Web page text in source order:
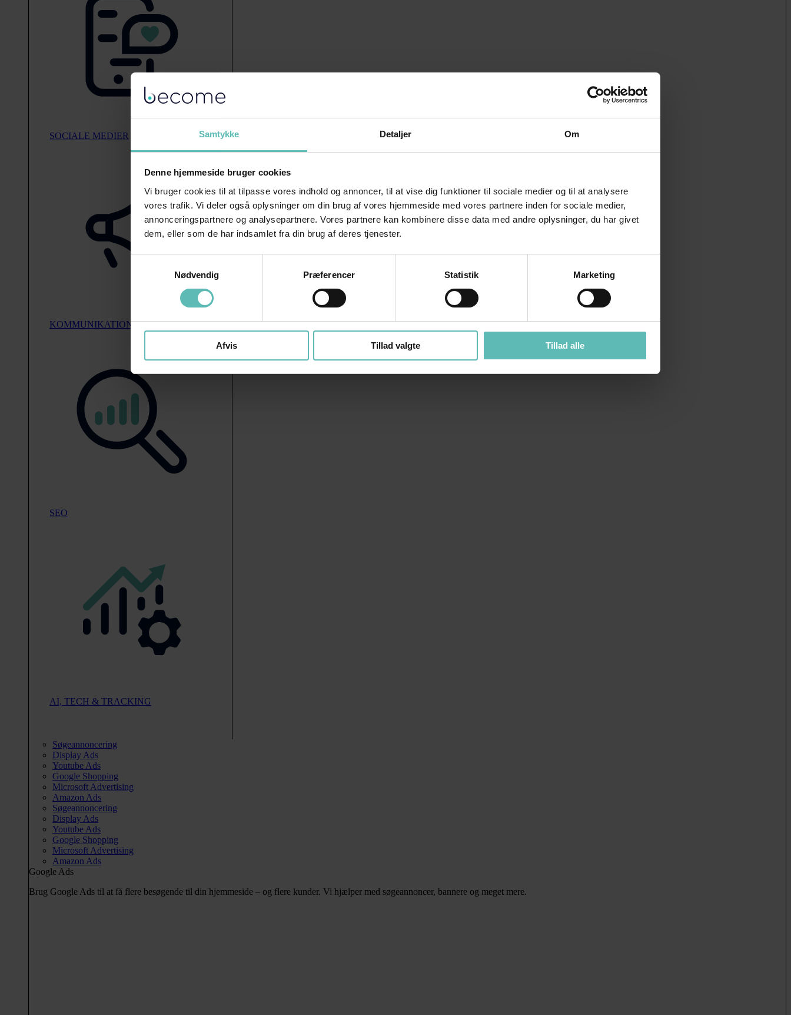
Samtykke Detaljer Om
Denne hjemmeside bruger cookies
Vi bruger cookies til at tilpasse vores indhold og annoncer, til at vise dig funktioner til sociale medier og til at analysere
vores trafik. Vi deler også oplysninger om din brug af vores hjemmeside med vores partnere inden for sociale medier,
annonceringspartnere og analysepartnere. Vores partnere kan kombinere disse data med andre oplysninger, du har givet
dem, eller som de har indsamlet fra din brug af deres tjenester.
Nødvendig
Præferencer Statistik Marketing
Afvis Tillad valgte Tillad alle
SOCIALE MEDIER
KOMMUNIKATION
SEO
AI, TECH & TRACKING
Søgeannoncering
Display Ads
Youtube Ads
Google Shopping
Microsoft Advertising
Amazon Ads
Søgeannoncering
Display Ads
Youtube Ads
Google Shopping
Microsoft Advertising
Amazon Ads
Google Ads
Brug Google Ads til at få flere besøgende til din hjemmeside – og flere kunder. Vi hjælper med søgeannoncer, bannere og meget mere.